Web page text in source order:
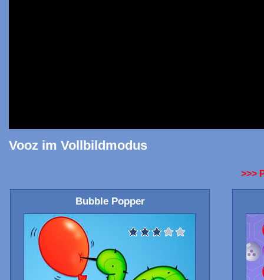
Vooz im Vollbildmodus
>>>
Bubble Popper